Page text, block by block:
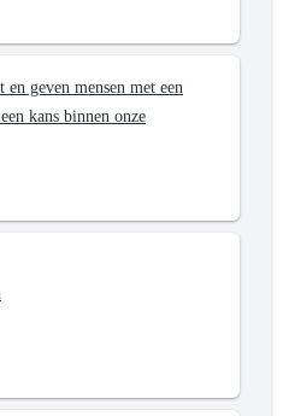
geven mensen met een
kans binnen onze